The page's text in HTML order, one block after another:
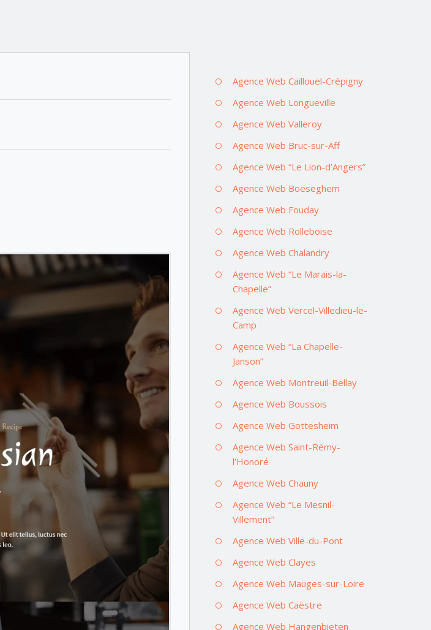
Agence Web Caillouël-Crépigny
Agence Web Longueville
Agence Web Valleroy
Agence Web Bruc-sur-Aff
Agence Web “Le Lion-d’Angers”
Agence Web Boëseghem
Agence Web Fouday
Agence Web Rolleboise
Agence Web Chalandry
Agence Web “Le Marais-la-
Chapelle”
Agence Web Vercel-Villedieu-le-
Camp
Agence Web “La Chapelle-
Janson”
Agence Web Montreuil-Bellay
Agence Web Boussois
Agence Web Gottesheim
Agence Web Saint-Rémy-
l’Honoré
Agence Web Chauny
Agence Web “Le Mesnil-
Villement”
Agence Web Ville-du-Pont
Agence Web Clayes
Agence Web Mauges-sur-Loire
Agence Web Caëstre
Agence Web Hangenbieten